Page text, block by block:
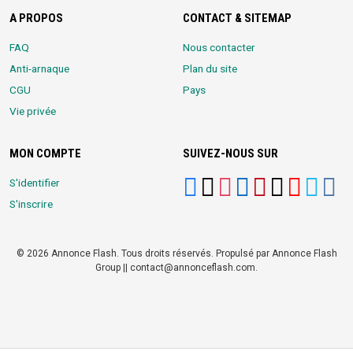
A PROPOS
FAQ
Anti-arnaque
CGU
Vie privée
CONTACT & SITEMAP
Nous contacter
Plan du site
Pays
MON COMPTE
S'identifier
S'inscrire
SUIVEZ-NOUS SUR
© 2026 Annonce Flash. Tous droits réservés. Propulsé par Annonce Flash
Group || contact@annonceflash.com.